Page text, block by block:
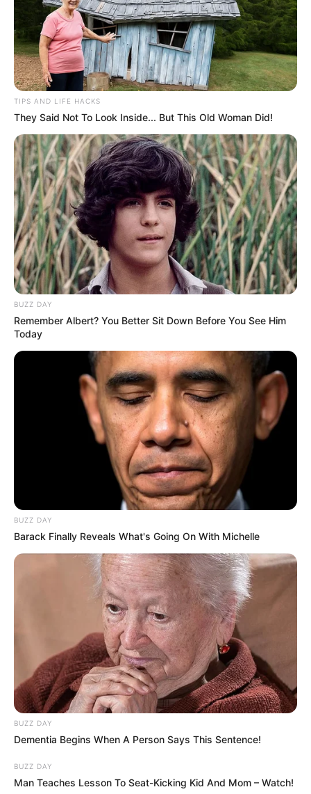
17 Milyen típusú torta lehet?
18 Szóval mégis léteznek unikornisok.
19 Szemmel látható, hogy hol merült le a hajvágó